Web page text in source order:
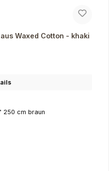
Waxed Cotton - khaki